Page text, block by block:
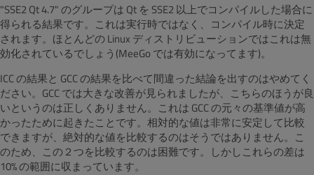
"SSE2 Qt 4.7" のグループは Qt を SSE2 以上でコンパイルした場合に
得られる結果です。これは実行時ではなく、コンパイル時に決定
されます。ほとんどの Linux ディストリビューションではこれは無
効化されているでしょう(MeeGo では有効になってます)。
ICC の結果と GCC の結果を比べて間違った結論を出すのはやめてく
ださい。GCC では大きな改善が見られましたが、こちらのほうが良
いというのは正しくありません。これは GCC の元々の基準値が高
かったために起きたことです。相対的な値は非常に安定して比較
できますが、絶対的な値を比較するのはそうではありません。こ
のため、この２つを比較するのは困難です。しかしこれらの差は
10% の範囲に収まっています。